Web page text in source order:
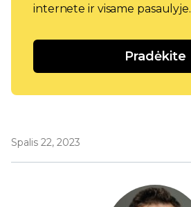
internete ir visame pasaulyje.
Pradėkite
Spalis 22, 2023